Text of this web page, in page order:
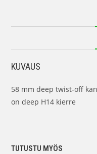
KUVAUS
58 mm deep twist-off
on deep H14 kierre
TUTUSTU MYÖS